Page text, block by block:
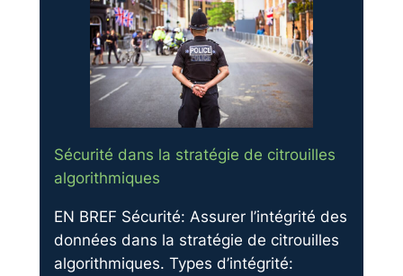
Sécurité dans la stratégie de citrouilles
algorithmiques
EN BREF Sécurité: Assurer l’intégrité des
données dans la stratégie de citrouilles
algorithmiques. Types d’intégrité: